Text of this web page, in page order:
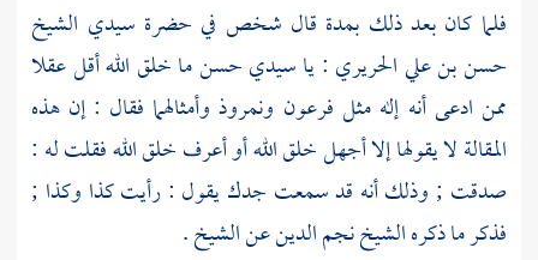
فلما كان بعد ذلك بمدة قال شخص في حضرة سيدي الشيخ
حسن بن علي الحريري : يا سيديحسنما خلق الله أقل عقلا
ممن ادعى أنه إله مثل فرعون ونمروذ وأمثالهما فقال : إن هذه
المقالة لا يقولها إلا أجهل خلق الله أو أعرف خلق الله فقلت له :
صدقت ; وذلك أنه قد سمعت جدك يقول : رأيت كذا وكذا ;
فذكر ما ذكرهالشيخ نجم الدينعن الشيخ .